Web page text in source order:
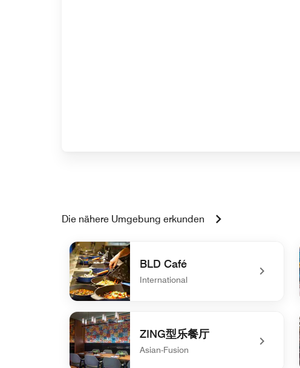
Die nähere Umgebung erkunden
BLD Café
International
undefined BLD Café
ZING型乐餐厅
Asian-Fusion